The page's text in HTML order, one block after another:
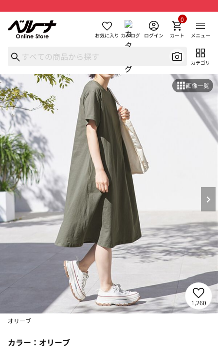
お気に入り カタログ ログイン カート
0
メニュー
カテゴリ
画像一覧
1,260
オリーブ
カラー： オリーブ